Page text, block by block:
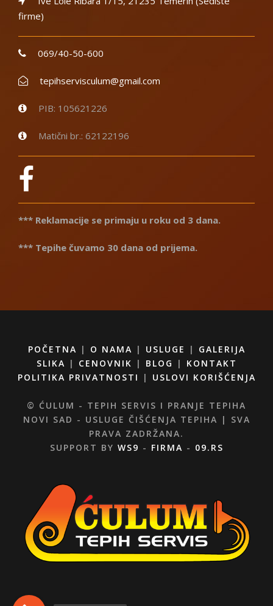
firme)
069/40-50-600
tepihservisculum@gmail.com
PIB: 105621226
Matični br.: 62122196
*** Reklamacije se primaju u roku od 3 dana.
*** Tepihe čuvamo 30 dana od prijema.
POČETNA | O NAMA | USLUGE | GALERIJA
SLIKA | CENOVNIK | BLOG | KONTAKT
POLITIKA PRIVATNOSTI
| USLOVI KORIŠĆENJA
© ĆULUM - TEPIH SERVIS I PRANJE TEPIHA
NOVI SAD - USLUGE ČIŠĆENJA TEPIHA | SVA
PRAVA ZADRŽANA.
SUPPORT BY WS9 - FIRMA - 09.RS